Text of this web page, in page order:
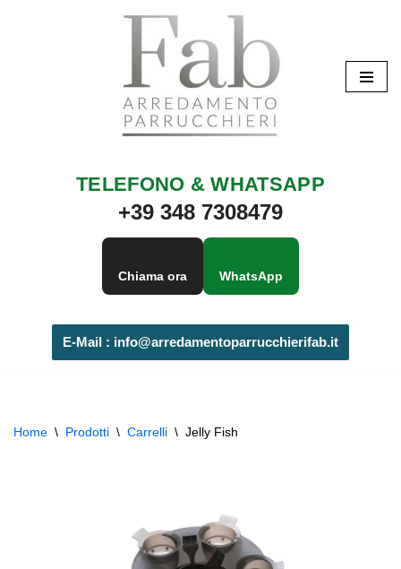
TELEFONO & WHATSAPP
+39 348 7308479
Chiama ora WhatsApp
E-Mail : info@arredamentoparrucchierifab.it
Home \ Prodotti \ Carrelli \ Jelly Fish